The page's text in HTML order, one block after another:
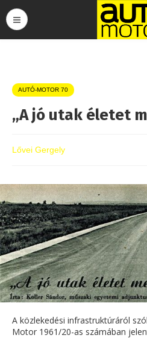
AUTÓ-MOTOR 70
„A jó utak életet
Lővei Gergely
A közlekedési infrastruktúráról
Motor 1961/20-as számában